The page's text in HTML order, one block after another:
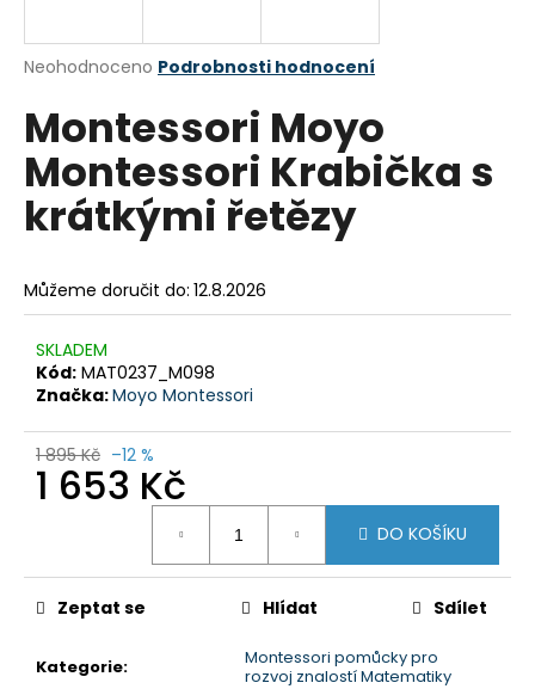
Průměrné
produktu
je
0,0
5
hvězdiček.
Neohodnoceno Podrobnosti hodnocení
Montessori Moyo
Montessori Krabička s
krátkými řetězy
Můžeme doručit do: 12.8.2026
SKLADEM
Kód: MAT0237_M098
Značka:Moyo Montessori
1 895 Kč –12 %
1 653 Kč
DO KOŠÍKU
Kategorie:
Montessori pomůcky pro
rozvoj znalostí Matematiky
Zeptat se Hlídat Sdílet
j
t
?
D
o
p
o
e
e